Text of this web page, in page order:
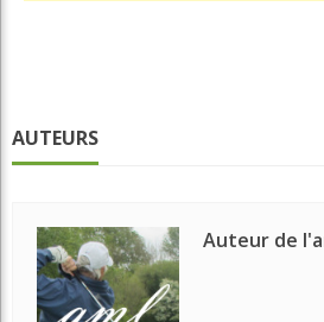
AUTEURS
Auteur de